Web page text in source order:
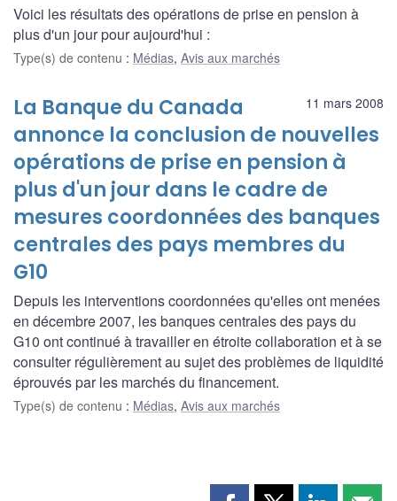
Voici les résultats des opérations de prise en pension à
plus d'un jour pour aujourd'hui :
Type(s) de contenu : Médias, Avis aux marchés
11 mars 2008
La Banque du Canada
annonce la conclusion de nouvelles
opérations de prise en pension à
plus d'un jour dans le cadre de
mesures coordonnées des banques
centrales des pays membres du
G10
Depuis les interventions coordonnées qu'elles ont menées
en décembre 2007, les banques centrales des pays du
G10 ont continué à travailler en étroite collaboration et à se
consulter régulièrement au sujet des problèmes de liquidité
éprouvés par les marchés du financement.
Type(s) de contenu : Médias, Avis aux marchés